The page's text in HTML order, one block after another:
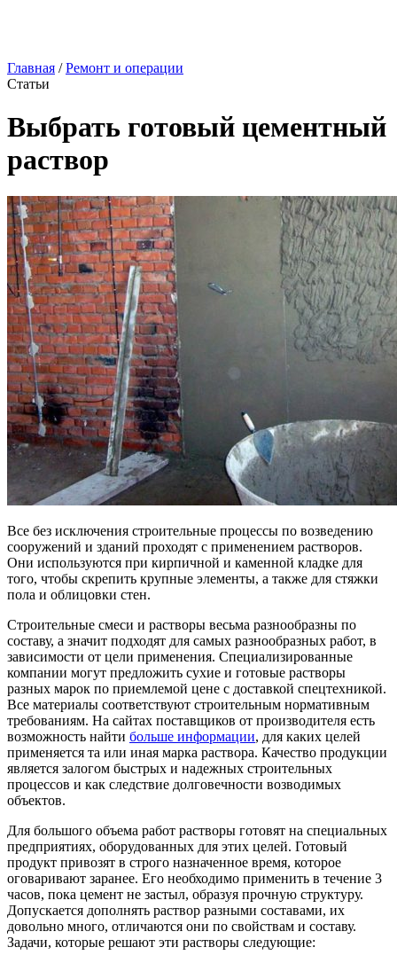
Главная /Ремонт и операции
Статьи
Выбрать готовый цементный
раствор
Все без исключения строительные процессы по возведению
сооружений и зданий проходят с применением растворов.
Они используются при кирпичной и каменной кладке для
того, чтобы скрепить крупные элементы, а также для стяжки
пола и облицовки стен.
Строительные смеси и растворы весьма разнообразны по
составу, а значит подходят для самых разнообразных работ, в
зависимости от цели применения. Специализированные
компании могут предложить сухие и готовые растворы
разных марок по приемлемой цене с доставкой спецтехникой.
Все материалы соответствуют строительным нормативным
требованиям. На сайтах поставщиков от производителя есть
возможность найти больше информации, для каких целей
применяется та или иная марка раствора. Качество продукции
является залогом быстрых и надежных строительных
процессов и как следствие долговечности возводимых
объектов.
Для большого объема работ растворы готовят на специальных
предприятиях, оборудованных для этих целей. Готовый
продукт привозят в строго назначенное время, которое
оговаривают заранее. Его необходимо применить в течение 3
часов, пока цемент не застыл, образуя прочную структуру.
Допускается дополнять раствор разными составами, их
довольно много, отличаются они по свойствам и составу.
Задачи, которые решают эти растворы следующие: